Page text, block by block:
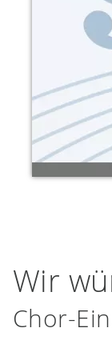
Wir
Chor-